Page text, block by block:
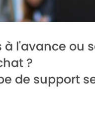
à l'avance ou
?
de support